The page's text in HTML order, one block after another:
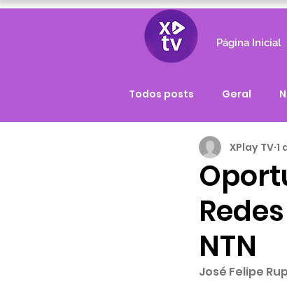
Página Inicial
Todos posts Geral
NTN
XPlay TV 1
José Felipe